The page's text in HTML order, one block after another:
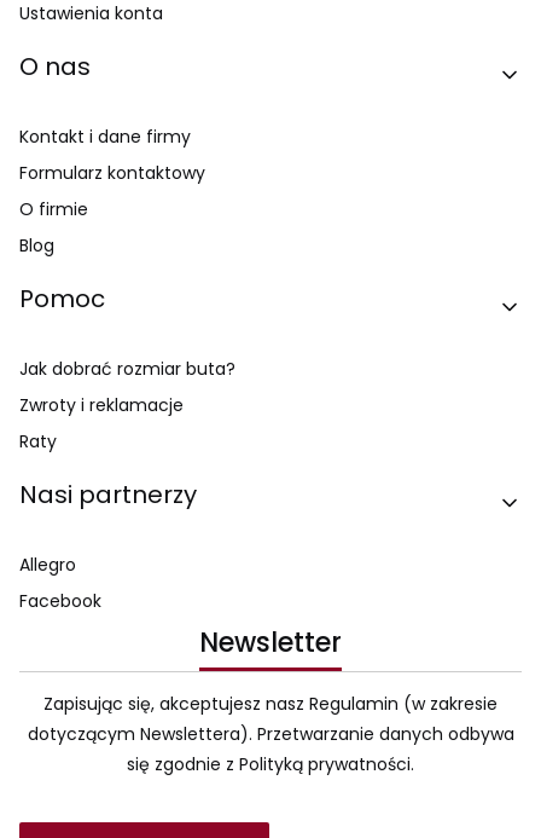
Ustawienia konta
O nas
Kontakt i dane firmy
Formularz kontaktowy
O firmie
Blog
Pomoc
Jak dobrać rozmiar buta?
Zwroty i reklamacje
Raty
Nasi partnerzy
Allegro
Facebook
Newsletter
Zapisując się, akceptujesz nasz Regulamin (w zakresie
dotyczącym Newslettera). Przetwarzanie danych odbywa
się zgodnie z Polityką prywatności.